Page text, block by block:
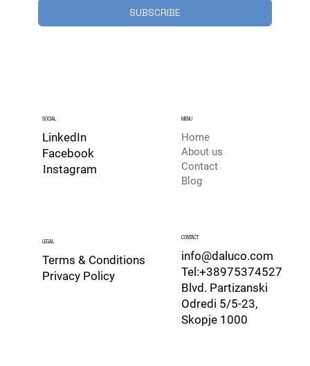
SUBSCRIBE
Home
About us
Contact
Blog
MENU
LEGAL
Privacy Policy
Terms & Conditions
SOCIAL
LinkedIn
Facebook
Instagram
CONTACT
info@daluco.com
Tel:+38975374527
Blvd. Partizanski
Odredi 5/5-23,
Skopje 1000